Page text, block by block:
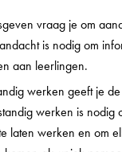
vraag je om
is nodig om
aan leerlingen.
werken geeft je
werken is nodig
laten werken en om